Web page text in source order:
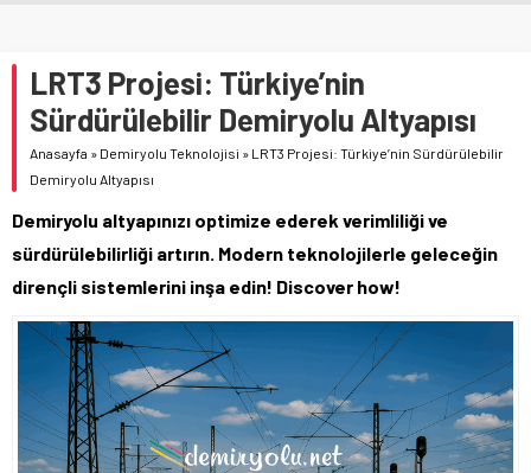
LRT3 Projesi: Türkiye’nin
Sürdürülebilir Demiryolu Altyapısı
Anasayfa » Demiryolu Teknolojisi » LRT3 Projesi: Türkiye’nin Sürdürülebilir
Demiryolu Altyapısı
Demiryolu altyapınızı optimize ederek verimliliği ve
sürdürülebilirliği artırın. Modern teknolojilerle geleceğin
dirençli sistemlerini inşa edin! Discover how!